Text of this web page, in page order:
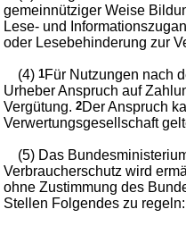
gemeinnütziger Weise
Lese- und
oder Lesebehinderung zur
(4)1Für Nutzungen nach
Urheber Anspruch auf
Vergütung.2Der Anspruch
Verwertungsgesellschaft
(5) Das
Verbraucherschutz wird
ohne Zustimmung des
Stellen Folgendes zu regeln: